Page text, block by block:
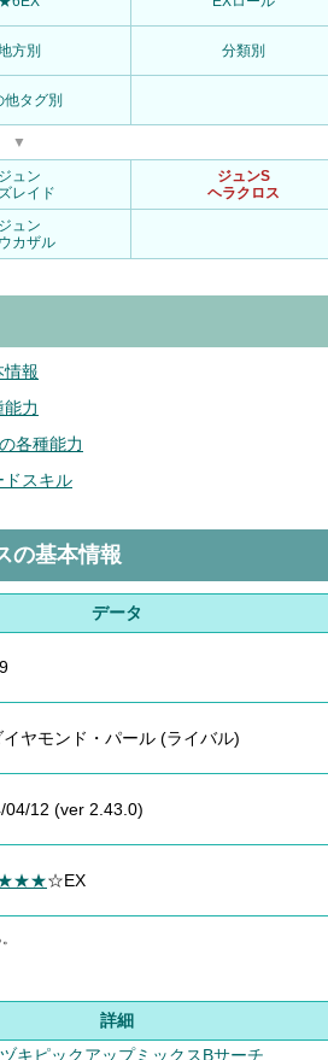
方別 分類別
他タグ別
▼
ジュン
レイド
ジュンS
ヘラクロス
ジュン
カザル
情報
力
各種能力
ドスキル
の基本情報
データ
イヤモンド・パール (ライバル)
04/12 (ver 2.43.0)
☆EX
詳細
キピックアップミックスBサーチ